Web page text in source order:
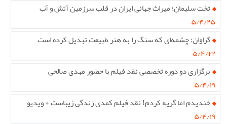
تخت سلیمان؛ میراث جهانی ایران در قلب سرزمین آتش و آب
۵/۴/۲۵
گراوان؛ چشمه‌ای که سنگ را به هنر طبیعت تبدیل کرده است
۵/۴/۲۲
برگزاری دو دوره تخصصی نقد فیلم با حضور مهدی صالحی
۵/۴/۱۹
خندیدم اما گریه کردم! نقد فیلم کمدی زندگی زیباست + ویدیو
۵/۴/۱۹